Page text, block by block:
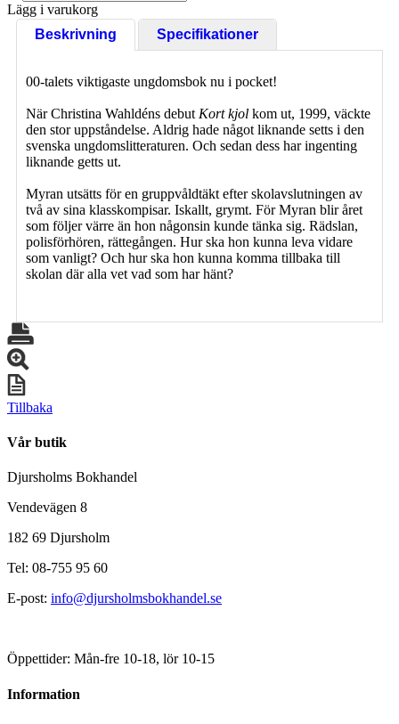
Lägg i varukorg
Beskrivning
Specifikationer
00-talets viktigaste ungdomsbok nu i pocket!
När Christina Wahldéns debut Kort kjol kom ut, 1999, väckte
den stor uppståndelse. Aldrig hade något liknande setts i den
svenska ungdomslitteraturen. Och sedan dess har ingenting
liknande getts ut.
Myran utsätts för en gruppvåldtäkt efter skolavslutningen av
två av sina klasskompisar. Iskallt, grymt. För Myran blir året
som följer värre än hon någonsin kunde tänka sig. Rädslan,
polisförhören, rättegången. Hur ska hon kunna leva vidare
som vanligt? Och hur ska hon kunna komma tillbaka till
skolan där alla vet vad som har hänt?
Tillbaka
Vår butik
Djursholms Bokhandel
Vendevägen 8
182 69 Djursholm
Tel: 08-755 95 60
E-post: info@djursholmsbokhandel.se
Öppettider: Mån-fre 10-18, lör 10-15
Information